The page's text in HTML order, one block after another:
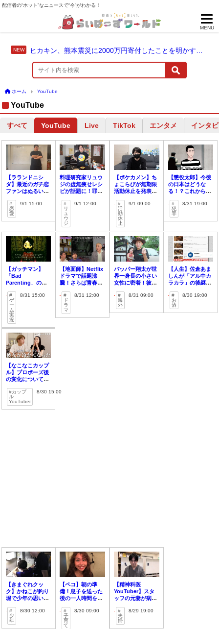
配信者の“ホット”なニュースで“今”がわかる！
MENU
ホーム YouTube
YouTube
すべて YouTube Live TikTok エンタメ インタ
【ラランドニシ
ダ】最近のガチ恋
ファンはぬるい！
指南！
恋
愛
9/1 15:00
料理研究家リュウ
ジの虚無痩せレシ
ピが話題に！罪悪
完成！
リ
ュ
ウ
ジ
9/1 12:00
【ポケカメン】ち
ょこらびが無期限
活動休止を発表！
てた」
活
動
休
止
9/1 09:00
【懲役太郎】今後
の日本はどうな
る！？これから増
と予想！
犯
罪
8/31 19:00
【ガッチマン】
「Bad
Parenting」のラ
【実況】
ゲ
ー
ム
実
況
8/31 15:00
【地面師】Netflix
ドラマで話題沸
騰！さらば青春の
ド
ラ
マ
8/31 12:00
バッパー翔太が世
界一身長の小さい
女性に密着！彼女
海
外
8/31 09:00
【人生】佐倉あま
しんが「アル中カ
ラカラ」の後継者
【RTA】
お
酒
8/30 19:00
【なこなこカップ
ル】プロポーズ後
の変化について赤
カップ
ル
YouTuber
8/30 15:00
【きまぐれクッ
ク】かねこが釣り
堀で少年の思い出
ていく】
少
年
8/30 12:00
【ペコ】朝の準
備！息子を送った
後の一人時間を公
子
育
て
8/30 09:00
【精神科医
YouTuber】スタ
ッフの元妻が病死
夫
婦
8/29 19:00